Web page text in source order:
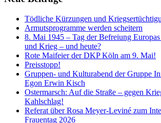
Tödliche Kürzungen und
Armutsprogramme werden scheitern
8. Mai 1945 – Tag der Befreiung
und Krieg – und heute?
Rote Maifeier der DKP Köln am 9. Mai!
Preisstopp!
Gruppen- und Kulturabend der Gruppe
Egon Erwin Kisch
Ostermarsch: Auf die Straße – gegen
Kahlschlag!
Referat über Rosa Meyer-Leviné zum
Frauentag 2026